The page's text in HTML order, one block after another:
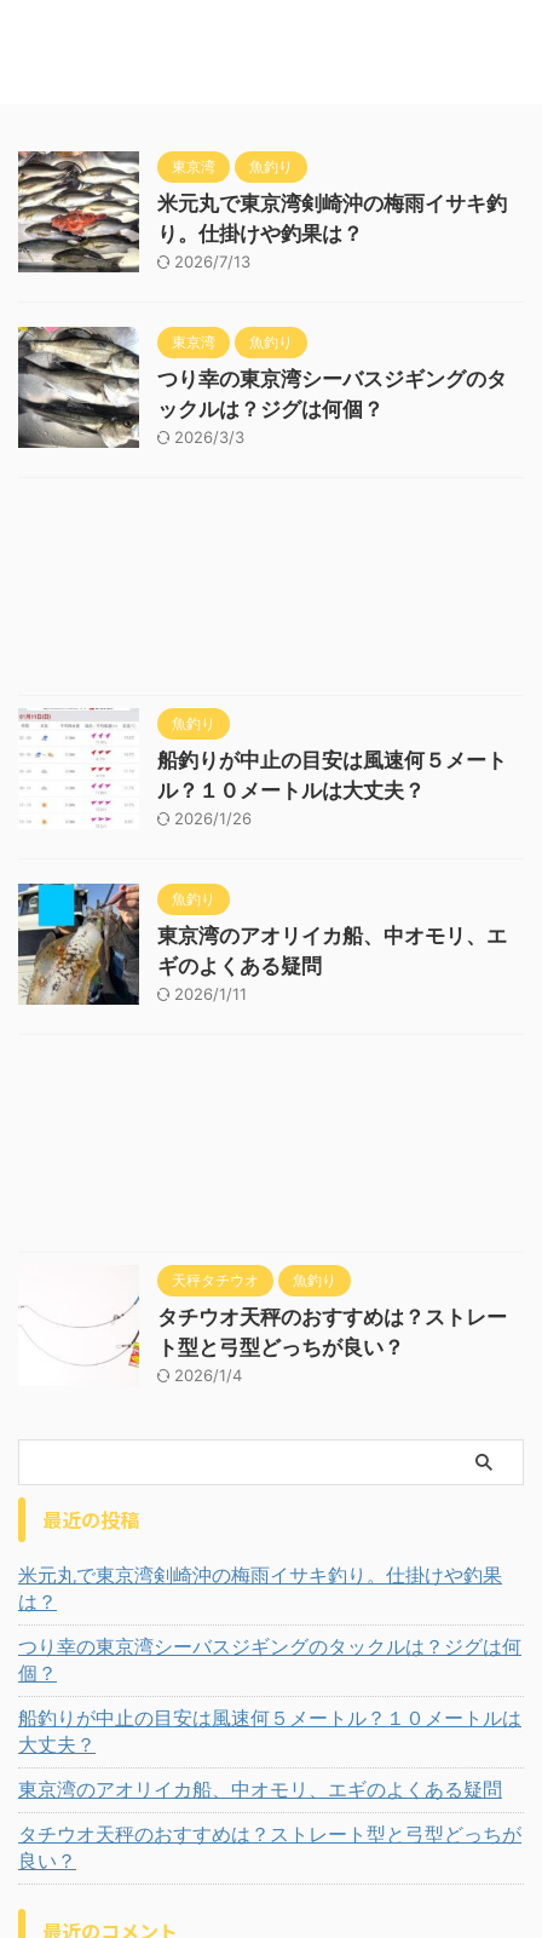
東京湾 魚釣り
米元丸で東京湾剣崎沖の梅雨イサキ釣
り。仕掛けや釣果は？
2026/7/13
東京湾 魚釣り
つり幸の東京湾シーバスジギングのタ
ックルは？ジグは何個？
2026/3/3
魚釣り
船釣りが中止の目安は風速何５メート
ル？１０メートルは大丈夫？
2026/1/26
魚釣り
東京湾のアオリイカ船、中オモリ、エ
ギのよくある疑問
2026/1/11
天秤タチウオ 魚釣り
タチウオ天秤のおすすめは？ストレー
ト型と弓型どっちが良い？
2026/1/4
最近の投稿
米元丸で東京湾剣崎沖の梅雨イサキ釣り。仕掛けや釣果
は？
つり幸の東京湾シーバスジギングのタックルは？ジグは何
個？
船釣りが中止の目安は風速何５メートル？１０メートルは
大丈夫？
東京湾のアオリイカ船、中オモリ、エギのよくある疑問
タチウオ天秤のおすすめは？ストレート型と弓型どっちが
良い？
最近のコメント